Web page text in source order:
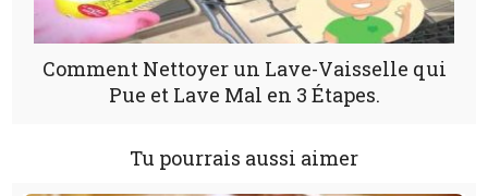
Comment Nettoyer un Lave-Vaisselle qui
Pue et Lave Mal en 3 Étapes.
Tu pourrais aussi aimer